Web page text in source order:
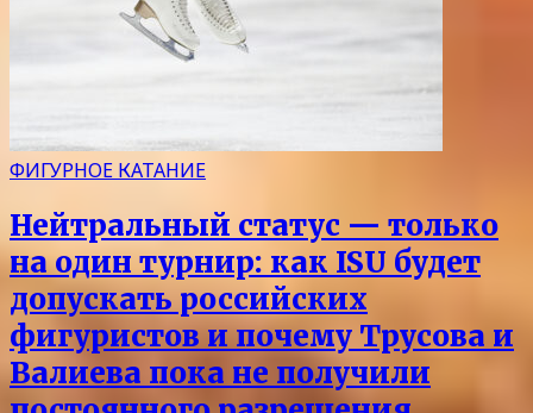
ФИГУРНОЕ КАТАНИЕ
Нейтральный статус — только
на один турнир: как ISU будет
допускать российских
фигуристов и почему Трусова и
Валиева пока не получили